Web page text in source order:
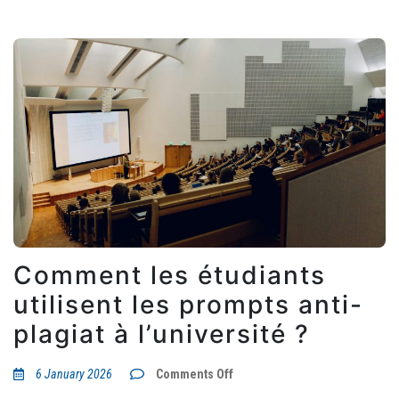
Comment les étudiants
utilisent les prompts anti-
plagiat à l’université ?
6 January 2026 Comments Offon